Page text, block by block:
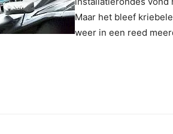
Maar het bleef
weer in een reed